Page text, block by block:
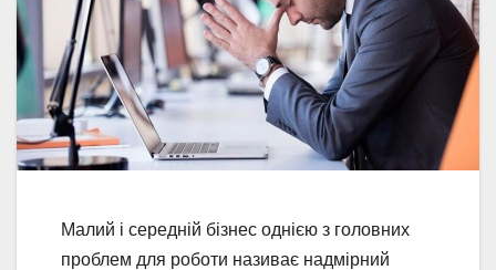
Малий і середній бізнес однією з головних
проблем для роботи називає надмірний